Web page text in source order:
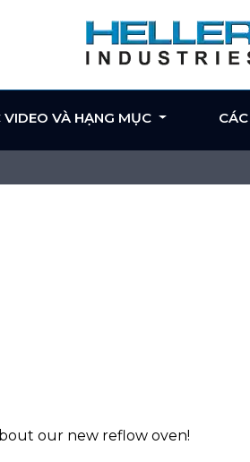
our new reflow oven!
VIDEO VÀ HẠNG MỤC